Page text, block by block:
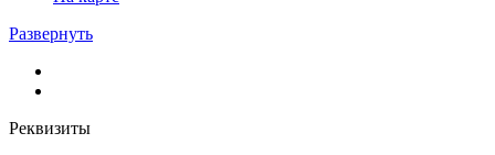
Развернуть
Реквизиты